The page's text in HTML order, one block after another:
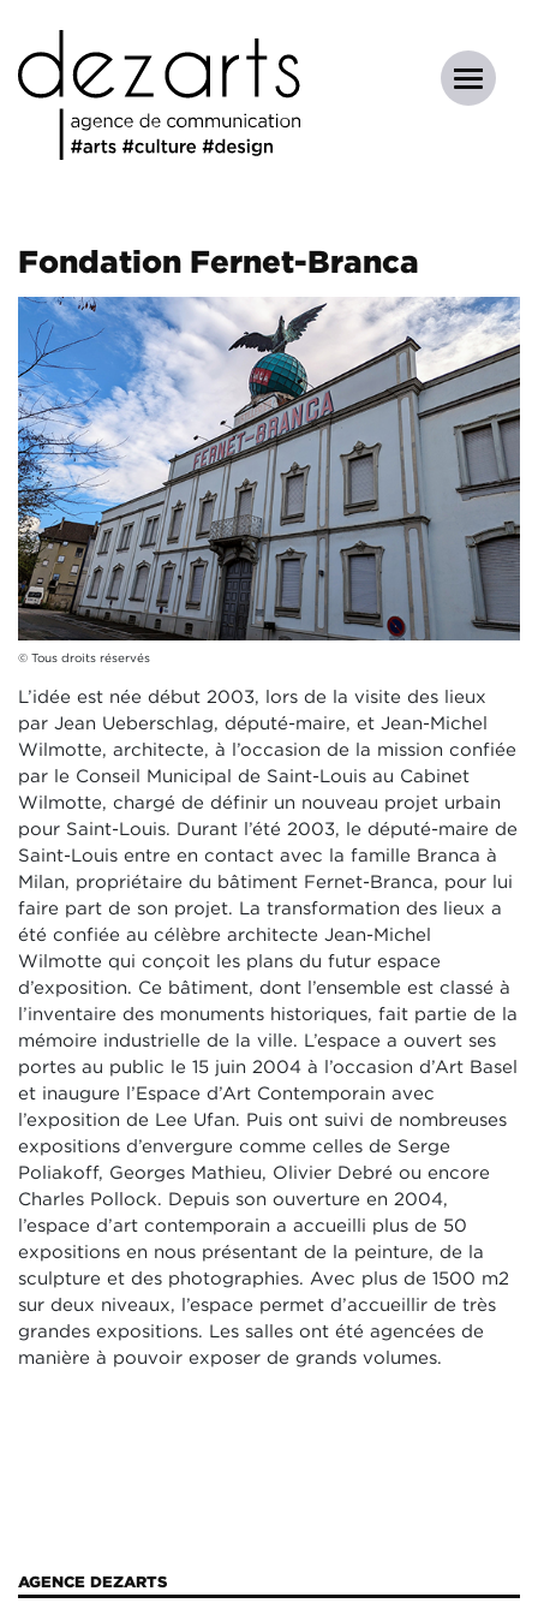
Fondation Fernet-Branca
© Tous droits réservés
L’idée est née début 2003, lors de la visite des lieux
par Jean Ueberschlag, député-maire, et Jean-Michel
Wilmotte, architecte, à l’occasion de la mission confiée
par le Conseil Municipal de Saint-Louis au Cabinet
Wilmotte, chargé de définir un nouveau projet urbain
pour Saint-Louis. Durant l’été 2003, le député-maire de
Saint-Louis entre en contact avec la famille Branca à
Milan, propriétaire du bâtiment Fernet-Branca, pour lui
faire part de son projet. La transformation des lieux a
été confiée au célèbre architecte Jean-Michel
Wilmotte qui conçoit les plans du futur espace
d’exposition. Ce bâtiment, dont l’ensemble est classé à
l’inventaire des monuments historiques, fait partie de la
mémoire industrielle de la ville. L’espace a ouvert ses
portes au public le 15 juin 2004 à l’occasion d’Art Basel
et inaugure l’Espace d’Art Contemporain avec
l’exposition de Lee Ufan. Puis ont suivi de nombreuses
expositions d’envergure comme celles de Serge
Poliakoff, Georges Mathieu, Olivier Debré ou encore
Charles Pollock. Depuis son ouverture en 2004,
l’espace d’art contemporain a accueilli plus de 50
expositions en nous présentant de la peinture, de la
sculpture et des photographies. Avec plus de 1500 m2
sur deux niveaux, l’espace permet d’accueillir de très
grandes expositions. Les salles ont été agencées de
manière à pouvoir exposer de grands volumes.
AGENCE DEZARTS